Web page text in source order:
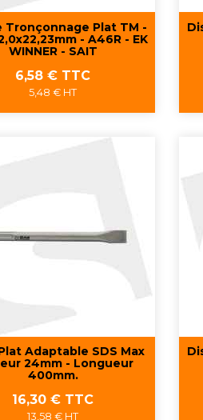
Tronçonnage Plat TM -
- A46R - EK
WINNER - SAIT
Prix
6,58 € TTC
5,48 € HT
Adaptable SDS Max
24mm - Longueur
400mm.
Prix
16,30 € TTC
13,58 € HT